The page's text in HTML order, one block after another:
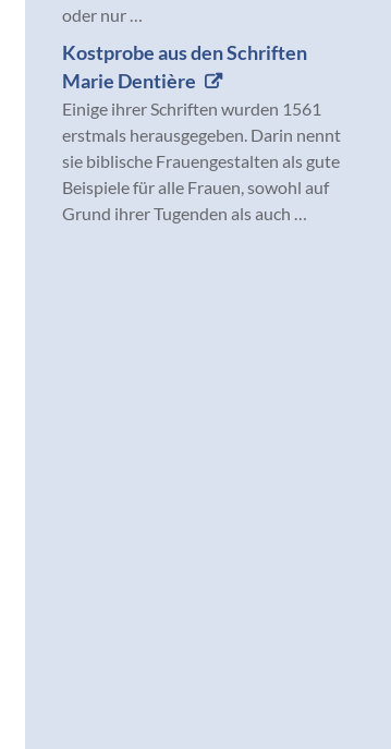
oder nur …
Kostprobe aus den Schriften
Marie Dentière
Einige ihrer Schriften wurden 1561
erstmals herausgegeben. Darin nennt
sie biblische Frauengestalten als gute
Beispiele für alle Frauen, sowohl auf
Grund ihrer Tugenden als auch …